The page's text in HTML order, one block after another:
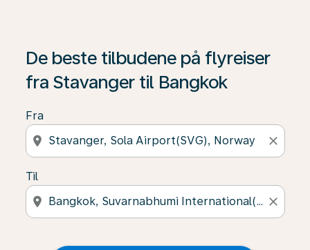
De beste tilbudene på flyreiser
fra Stavanger til Bangkok
Fra
location_on close
Til
location_on close